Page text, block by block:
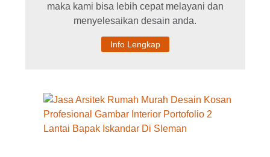
maka kami bisa lebih cepat melayani dan
menyelesaikan desain anda.
Info Lengkap